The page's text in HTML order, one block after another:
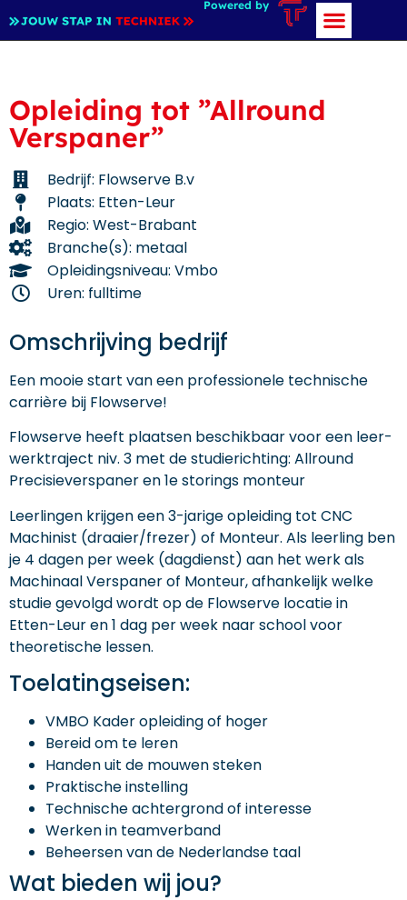
Powered by
Opleiding tot ”Allround
Verspaner”
Bedrijf: Flowserve B.v
Plaats: Etten-Leur
Regio: West-Brabant
Branche(s): metaal
Opleidingsniveau: Vmbo
Uren: fulltime
Omschrijving bedrijf
Een mooie start van een professionele technische
carrière bij Flowserve!
Flowserve heeft plaatsen beschikbaar voor een leer-
werktraject niv. 3 met de studierichting: Allround
Precisieverspaner en 1e storings monteur
Leerlingen krijgen een 3-jarige opleiding tot CNC
Machinist (draaier/frezer) of Monteur. Als leerling ben
je 4 dagen per week (dagdienst) aan het werk als
Machinaal Verspaner of Monteur, afhankelijk welke
studie gevolgd wordt op de Flowserve locatie in
Etten-Leur en 1 dag per week naar school voor
theoretische lessen.
Toelatingseisen:
VMBO Kader opleiding of hoger
Bereid om te leren
Handen uit de mouwen steken
Praktische instelling
Technische achtergrond of interesse
Werken in teamverband
Beheersen van de Nederlandse taal
Wat bieden wij jou?